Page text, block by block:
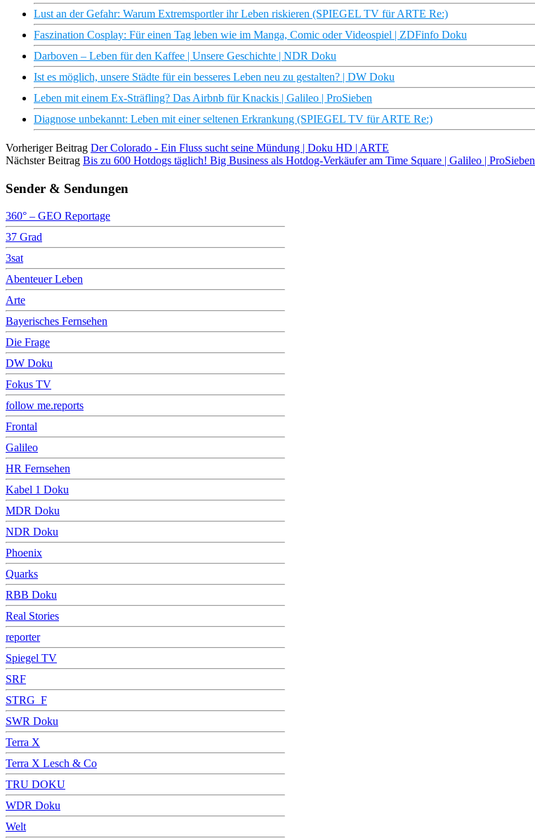
Lust an der Gefahr: Warum Extremsportler ihr Leben riskieren (SPIEGEL TV für ARTE Re:)
Faszination Cosplay: Für einen Tag leben wie im Manga, Comic oder Videospiel | ZDFinfo Doku
Darboven – Leben für den Kaffee | Unsere Geschichte | NDR Doku
Ist es möglich, unsere Städte für ein besseres Leben neu zu gestalten? | DW Doku
Leben mit einem Ex-Sträfling? Das Airbnb für Knackis | Galileo | ProSieben
Diagnose unbekannt: Leben mit einer seltenen Erkrankung (SPIEGEL TV für ARTE Re:)
Vorheriger Beitrag Der Colorado - Ein Fluss sucht seine Mündung | Doku HD | ARTE
Nächster Beitrag Bis zu 600 Hotdogs täglich! Big Business als Hotdog-Verkäufer am Time Square | Galileo | ProSieben
Sender & Sendungen
360° – GEO Reportage
37 Grad
3sat
Abenteuer Leben
Arte
Bayerisches Fernsehen
Die Frage
DW Doku
Fokus TV
follow me.reports
Frontal
Galileo
HR Fernsehen
Kabel 1 Doku
MDR Doku
NDR Doku
Phoenix
Quarks
RBB Doku
Real Stories
reporter
Spiegel TV
SRF
STRG_F
SWR Doku
Terra X
Terra X Lesch & Co
TRU DOKU
WDR Doku
Welt